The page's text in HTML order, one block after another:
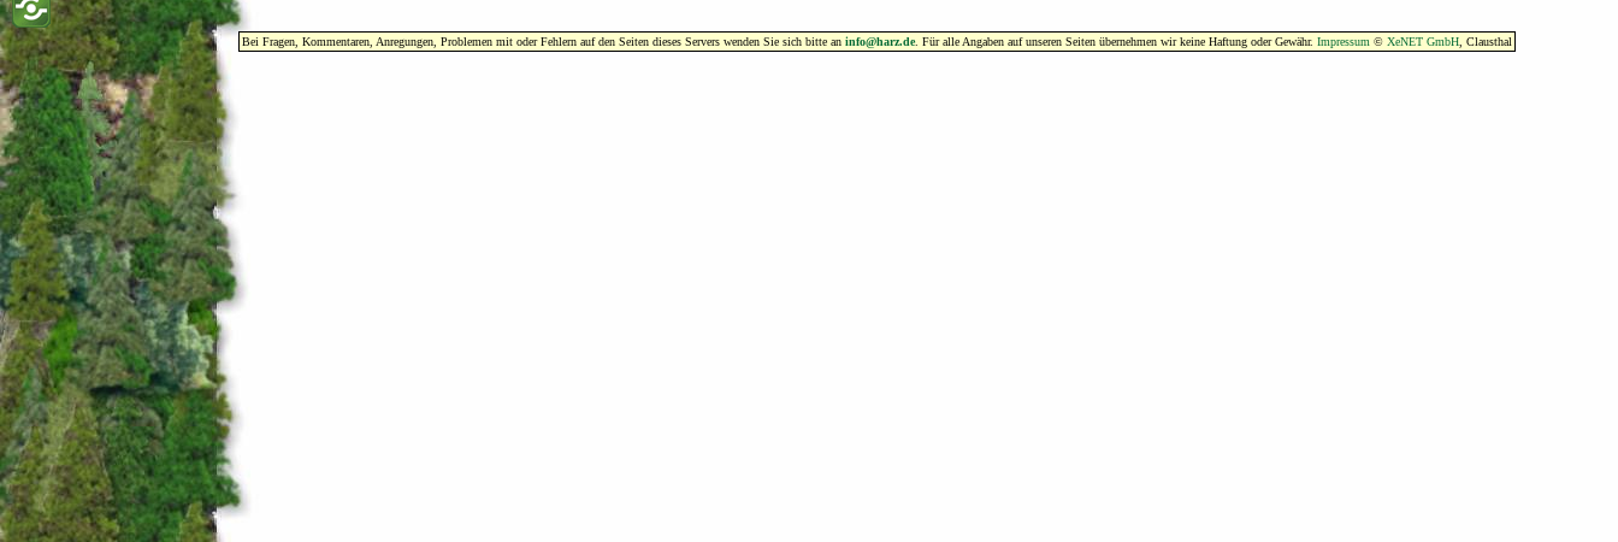
Bei Fragen, Kommentaren, Anregungen, Problemen mit oder Fehlern auf den Seiten dieses Servers wenden Sie sich bitte an info@harz.de. Für alle Angaben auf unseren Seiten übernehmen wir keine Haftung oder Gewähr. Impressum © XeNET GmbH , Clausthal